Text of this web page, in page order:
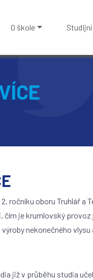
O škole
ročníku oboru Truhlář a
je krumlovský provoz
nekonečného
již v průběhu studia